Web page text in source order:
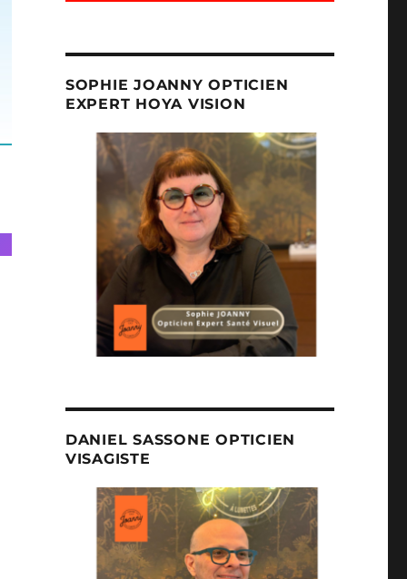
SOPHIE JOANNY OPTICIEN
EXPERT HOYA VISION
DANIEL SASSONE OPTICIEN
VISAGISTE